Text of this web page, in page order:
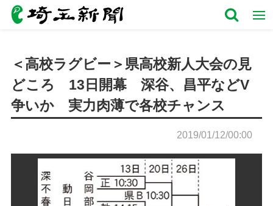
＜高校ラグビー＞県高校新人大会の見
どころ 13日開幕 深谷、昌平などV
争いか 実力肉薄で各校チャンス
2019/01/12/00:00